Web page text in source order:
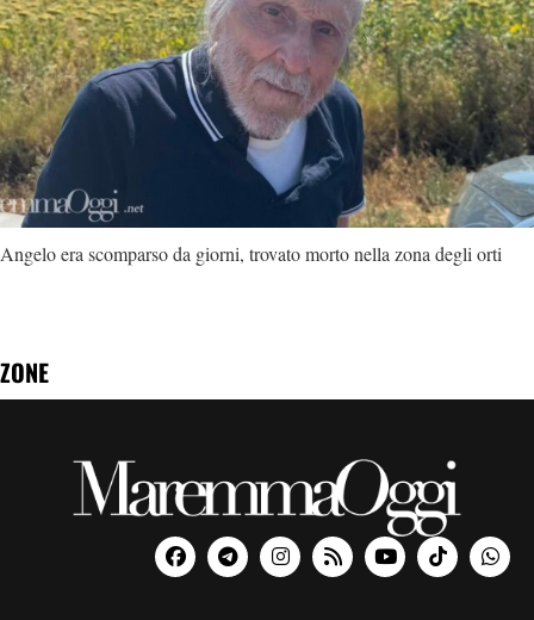
Angelo era scomparso da giorni, trovato morto nella zona degli orti
ZONE